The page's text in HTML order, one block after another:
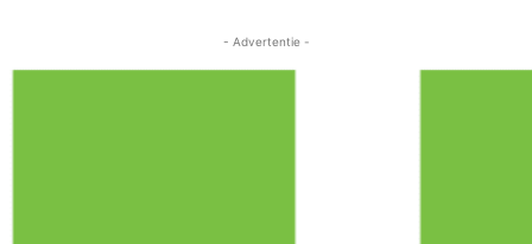
- Advertentie -